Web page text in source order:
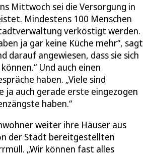
Mittwoch sei die Versorgung in
Mindestens 100 Menschen
verköstigt werden.
ja gar keine Küche mehr“, sagt
darauf angewiesen, dass sie sich
Und auch einen
haben. „Viele sind
ja auch gerade erste eingezogen
haben.“
weiter ihre Häuser aus
der Stadt bereitgestellten
„Wir können fast alles